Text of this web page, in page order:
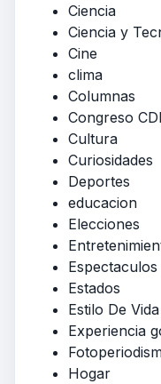
Ciencia
Ciencia y
Cine
clima
Columnas
Congreso
Cultura
Curiosidades
Deportes
educacion
Elecciones
Espectaculos
Estados
Estilo De Vida
Experiencia
Hogar